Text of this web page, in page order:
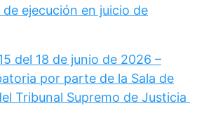
ejecución en juicio de
del 18 de junio de 2026 –
por parte de la Sala de
Tribunal Supremo de Justicia